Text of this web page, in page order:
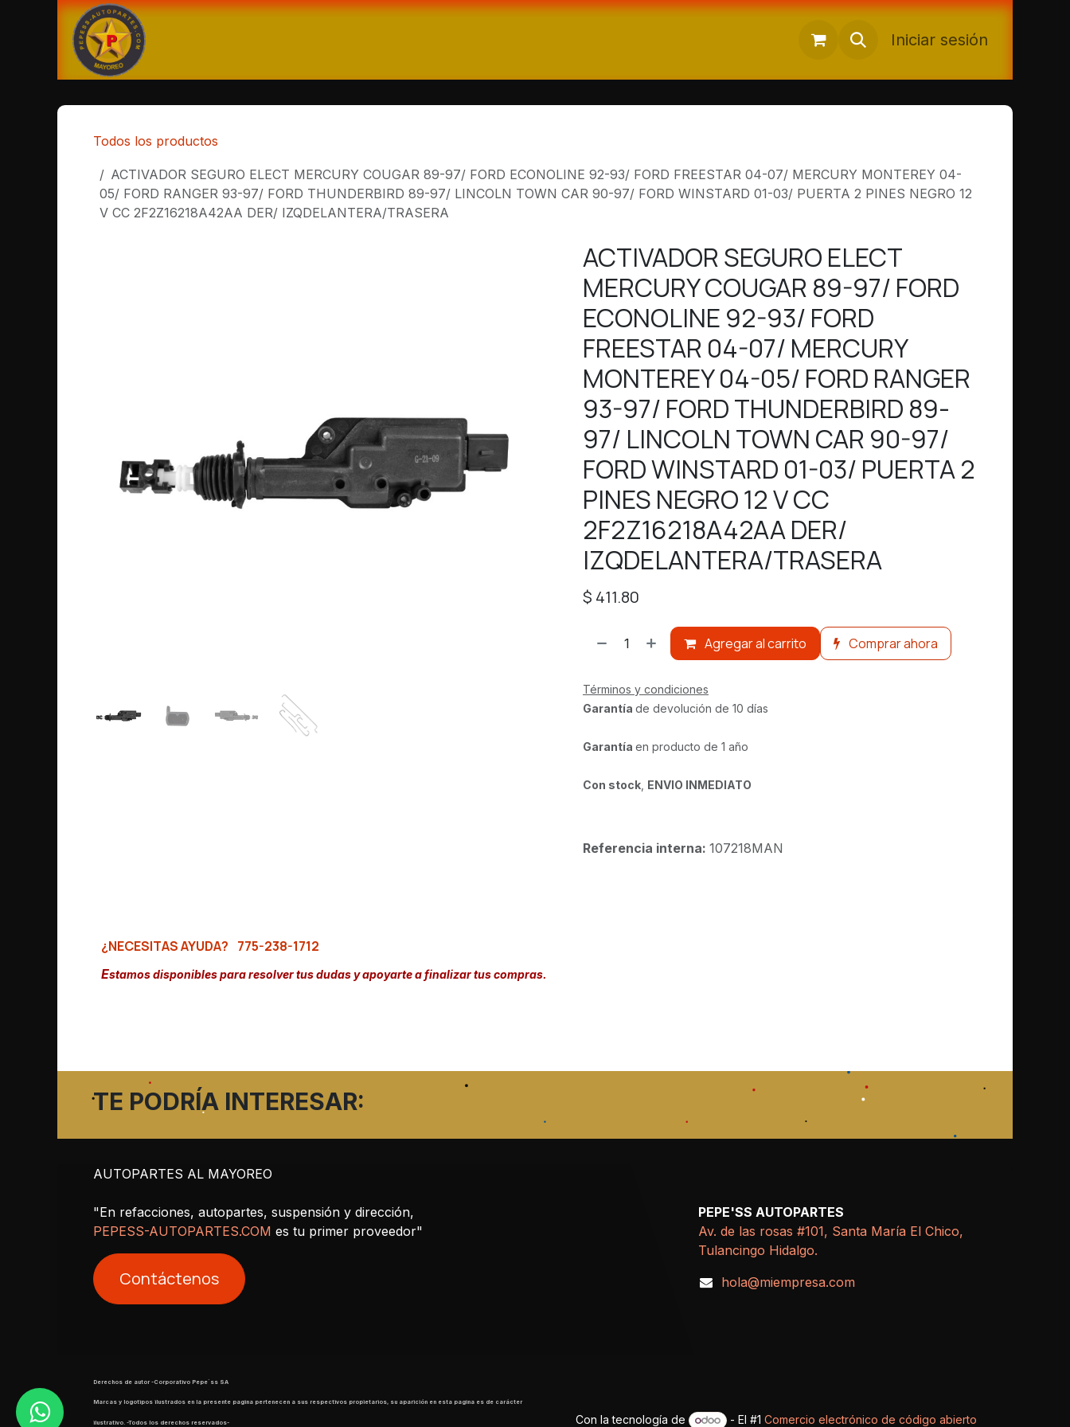
Ir al contenido
Iniciar sesión
Todos los productos
ACTIVADOR SEGURO ELECT MERCURY COUGAR 89-97/ FORD ECONOLINE 92-93/ FORD FREESTAR 04-07/ MERCURY MONTEREY 04-
05/ FORD RANGER 93-97/ FORD THUNDERBIRD 89-97/ LINCOLN TOWN CAR 90-97/ FORD WINSTARD 01-03/ PUERTA 2 PINES NEGRO 12
V CC 2F2Z16218A42AA DER/ IZQDELANTERA/TRASERA
ACTIVADOR SEGURO ELECT
MERCURY COUGAR 89-97/ FORD
ECONOLINE 92-93/ FORD
FREESTAR 04-07/ MERCURY
MONTEREY 04-05/ FORD RANGER
93-97/ FORD THUNDERBIRD 89-
97/ LINCOLN TOWN CAR 90-97/
FORD WINSTARD 01-03/ PUERTA 2
PINES NEGRO 12 V CC
2F2Z16218A42AA DER/
IZQDELANTERA/TRASERA
$ 411.80
Agregar al carrito Comprar ahora
Términos y condiciones
Garantía de devolución de 10 días
Garantía en producto de 1 año
Con stock ENVIO INMEDIATO
Referencia interna: 107218MAN
¿NECESITAS AYUDA? 775-238-1712
Estamos disponibles para resolver tus dudas y apoyarte a finalizar tus compras.
TE PODRÍA INTERESAR:
AUTOPARTES AL MAYOREO
"En refacciones, autopartes, suspensión y dirección,
PEPESS-AUTOPARTES.COM es tu primer proveedor"
Contáctenos
PEPE'SS AUTOPARTES
Av. de las rosas #101, Santa María El Chico,
Tulancingo Hidalgo.
hola@miempresa.com
Derechos de autor -Corporativo Pepe´ss SA
​ Marcas y logotipos ilustrados en la presente pagina pertenecen a sus respectivos propietarios, su aparición en esta pagina es de carácter
ilustrativo. -Todos los derechos reservados- Con la tecnología de - El #1 Comercio electrónico de código abierto